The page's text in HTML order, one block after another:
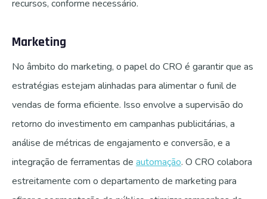
recursos, conforme necessário.
Marketing
No âmbito do marketing, o papel do CRO é garantir que as
estratégias estejam alinhadas para alimentar o funil de
vendas de forma eficiente. Isso envolve a supervisão do
retorno do investimento em campanhas publicitárias, a
análise de métricas de engajamento e conversão, e a
integração de ferramentas de automação. O CRO colabora
estreitamente com o departamento de marketing para